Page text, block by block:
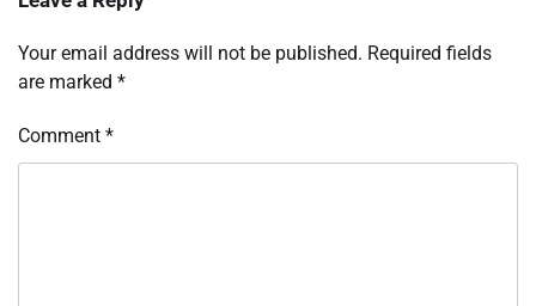
Your email address will not be published. Required fields
are marked *
Comment *